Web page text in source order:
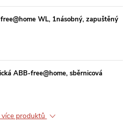
WL, 1násobný, zapuštěný
ABB-free@home, sběrnicová
produktů